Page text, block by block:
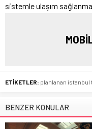
sistemle ulaşım
ETİKETLER: planlanan
BENZER KONULAR